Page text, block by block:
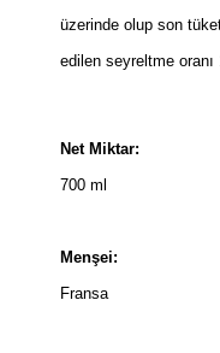
üzerinde olup son
edilen seyreltme oranı
Net Miktar:
700 ml
Menşei:
Fransa